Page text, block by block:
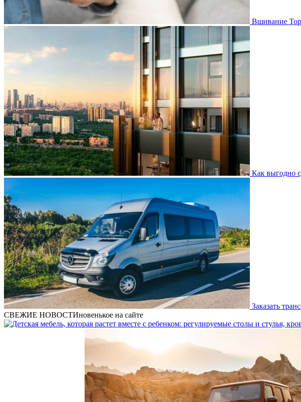
Вшивание
Как выгодно
Заказать
СВЕЖИЕ НОВОСТИновенькое на сайте